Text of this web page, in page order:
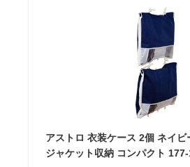
アストロ 衣装ケース 2個 ネイ
ジャケット収納 コンパクト